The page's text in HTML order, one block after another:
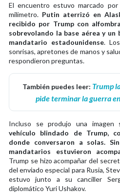
El encuentro estuvo marcado
milímetro. Putin aterrizó en
recibido por Trump con
sobrevolando la base aérea y
mandatario estadounidense.
sonrisas, apretones de manos y
respondieron preguntas.
También puedes leer: Trump
pide terminar la guerra
Incluso se produjo una imagen
vehículo blindado de Trump,
donde conversaron a solas.
mandatarios estuvieron
Trump se hizo acompañar del
del enviado especial para Rusia,
estuvo junto a su canciller
diplomático Yuri Ushakov.